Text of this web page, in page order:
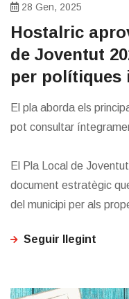
28 Gen, 2025
​Hostalric
de Joventut
per polítiques
El pla aborda els
pot consultar
El Pla Local de
document estratègic
del municipi per als
Seguir llegint